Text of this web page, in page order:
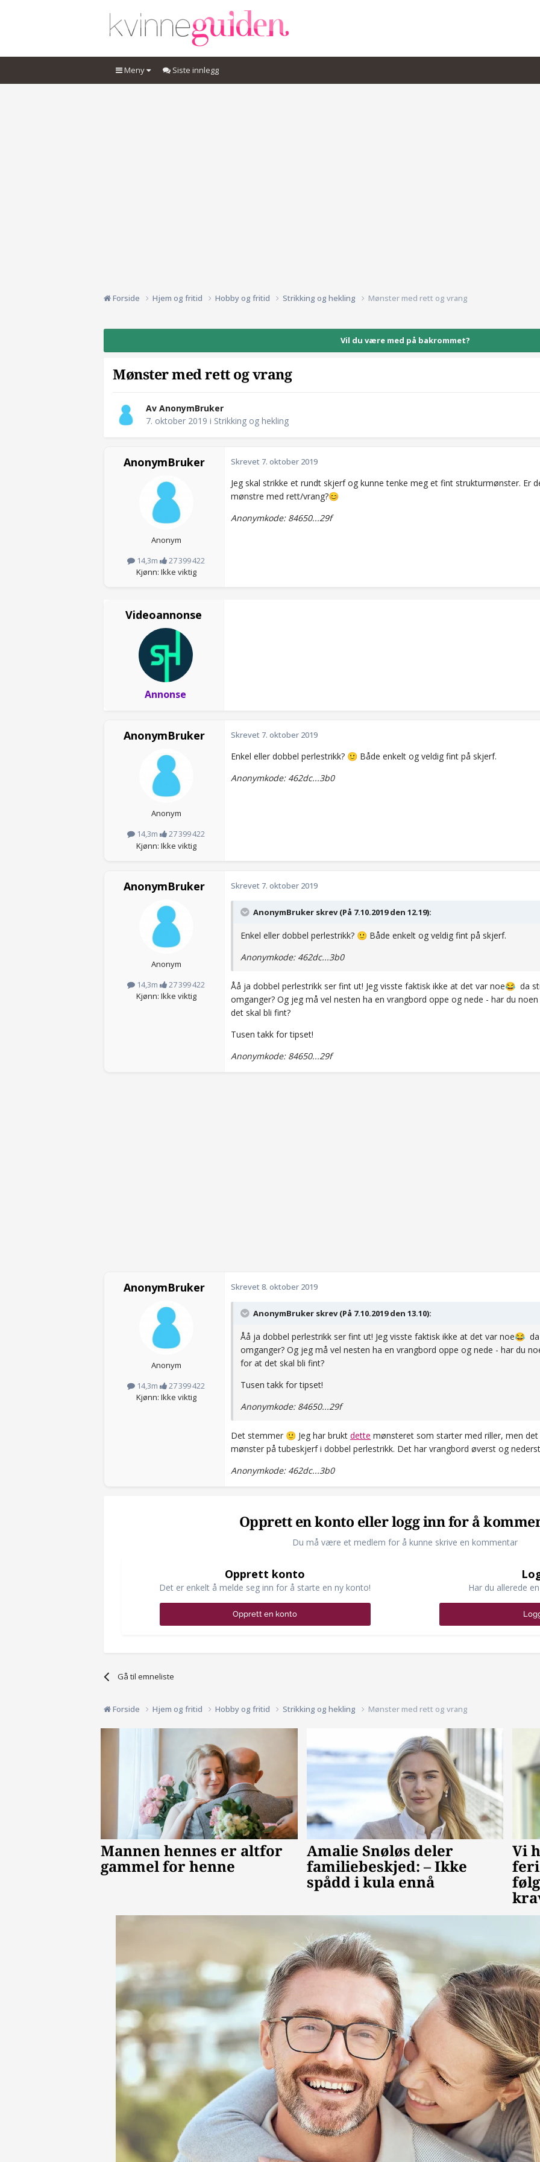
Meny Siste innlegg
Forside Hjem og fritid Hobby og fritid Strikking og hekling Mønster med rett og vrang
Vil du være med på bakrommet?
Mønster med rett og vrang
Av AnonymBruker
7. oktober 2019 i Strikking og hekling
AnonymBruker
Anonym
14,3m
27 399 422
Kjønn: Ikke viktig
Skrevet 7. oktober 2019
Jeg skal strikke et rundt skjerf og kunne tenke meg et fint strukturmønster. Er
mønstre med rett/vrang?😊
Anonymkode: 84650...29f
Videoannonse
Annonse
AnonymBruker
Anonym
14,3m
27 399 422
Kjønn: Ikke viktig
Skrevet 7. oktober 2019
Enkel eller dobbel perlestrikk? 🙂 Både enkelt og veldig fint på skjerf.
Anonymkode: 462dc...3b0
AnonymBruker
Anonym
14,3m
27 399 422
Kjønn: Ikke viktig
Skrevet 7. oktober 2019
AnonymBruker skrev (På 7.10.2019 den 12.19):
Enkel eller dobbel perlestrikk? 🙂 Både enkelt og veldig fint på skjerf.
Anonymkode: 462dc...3b0
Åå ja dobbel perlestrikk ser fint ut! Jeg visste faktisk ikke at det var noe😂 da
omganger? Og jeg må vel nesten ha en vrangbord oppe og nede - har du
det skal bli fint?
Tusen takk for tipset!
Anonymkode: 84650...29f
AnonymBruker
Anonym
14,3m
27 399 422
Kjønn: Ikke viktig
Skrevet8. oktober 2019
AnonymBruker skrev (På 7.10.2019 den 13.10):
Åå ja dobbel perlestrikk ser fint ut! Jeg visste faktisk ikke at det var noe😂
omganger? Og jeg må vel nesten ha en vrangbord oppe og nede - har du
for at det skal bli fint?
Tusen takk for tipset!
Anonymkode: 84650...29f
Det stemmer 🙂 Jeg har brukt dette mønsteret som starter med riller, men
mønster på tubeskjerf i dobbel perlestrikk. Det har vrangbord øverst og
Anonymkode: 462dc...3b0
Opprett en konto eller logg inn for å
Du må være et medlem for å kunne skrive en kommentar
Opprett konto
Det er enkelt å melde seg inn for å starte en ny konto!
Opprett en konto
Har du allerede
Gå til emneliste
Forside Hjem og fritid Hobby og fritid Strikking og hekling Mønster med rett og vrang